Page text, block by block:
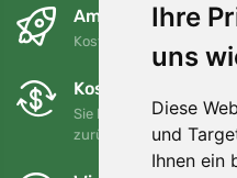
Ihre
uns
Diese
und
Ihnen ein
Am nächsten Tag
Kostenloser Versand für
Kostenloser
Sie können Ihre
zurückgeben oder